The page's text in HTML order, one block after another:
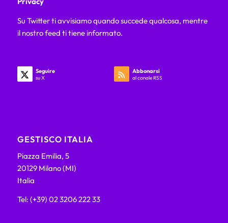
Su Twitter ti avvisiamo quando succede qualcosa, mentre
il nostro feed ti tiene informato.
Seguire
su X
Abbonarsi
al canale RSS
GESTISCO ITALIA
Piazza Emilia, 5
20129 Milano (MI)
Italia
Tel: (+39) 02 3206 222 33